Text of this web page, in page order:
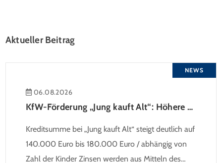
Aktueller Beitrag
NEWS
06.08.2026
KfW-Förderung „Jung kauft Alt“: Höhere Kredite ab August 2026
Kreditsumme bei „Jung kauft Alt“ steigt deutlich auf
140.000 Euro bis 180.000 Euro / abhängig von
Zahl der Kinder Zinsen werden aus Mitteln des